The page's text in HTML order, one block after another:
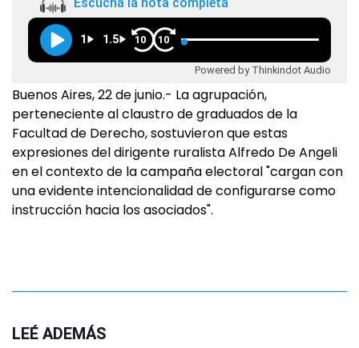
Escuchá la nota completa
1 1.5 10 10
Powered by Thinkindot Audio
Buenos Aires, 22 de junio.- La agrupación,
perteneciente al claustro de graduados de la
Facultad de Derecho, sostuvieron que estas
expresiones del dirigente ruralista Alfredo De Angeli
en el contexto de la campaña electoral "cargan con
una evidente intencionalidad de configurarse como
instrucción hacia los asociados".
LEÉ ADEMÁS